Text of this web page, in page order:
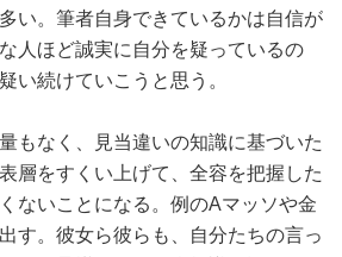
い。筆者自身できているかは自信が
人ほど誠実に自分を疑っているの
い続けていこうと思う。
もなく、見当違いの知識に基づいた
層をすくい上げて、全容を把握した
ないことになる。例のAマッソや金
す。彼女ら彼らも、自分たちの言っ